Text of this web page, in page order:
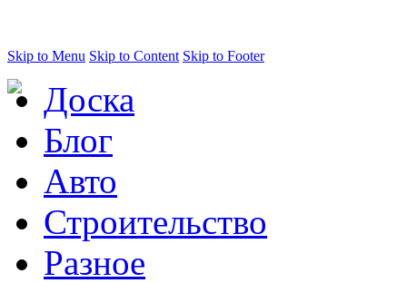
Skip to Menu Skip to Content Skip to Footer
Доска
Блог
Авто
Строительство
Разное